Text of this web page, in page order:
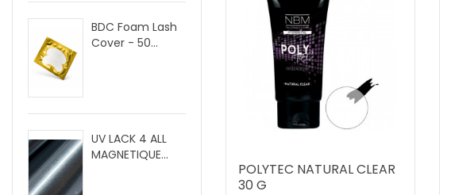
BDC Foam Lash
Cover - 50...
UV LACK 4 ALL
MAGNETIQUE...
POLYTEC NATURAL CLEAR
30 G